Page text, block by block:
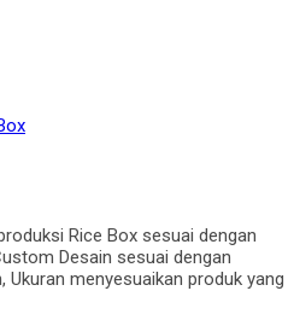
Rice Box sesuai dengan
Desain sesuai dengan
Ukuran menyesuaikan produk yang